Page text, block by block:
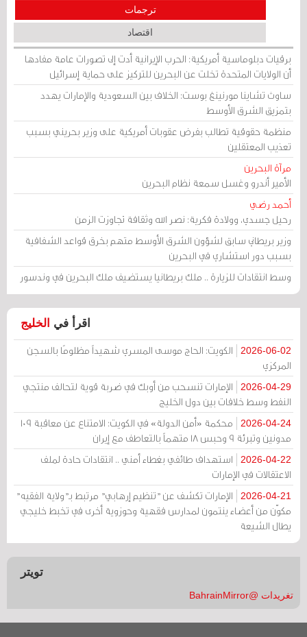
ترجمات
اقتصاد
برقيات دبلوماسية أمريكية: الحرب الإيرانية أدت إلى تصورات عامة مفادها
أن الولايات المتحدة تخلت عن البحرين للتركيز على حماية إسرائيل
ساوث تشاينا مورنينغ بوست: الخلاف بين السعودية والإمارات يهدد
بتمزيق الشرق الأوسط
منظمة حقوقية تطالب بفرض عقوبات أمريكية على وزير بحريني بسبب
تعذيب المعتقلين
مرآة البحرين
الأمير أندرو وغسل سمعة نظام البحرين
أحمد رضي
رحيل جسدي، وولادة فكرية: نصر الله وثقافة تجاوزت الزمن
وزير بريطاني سابق لشؤون الشرق الأوسط متهم بخرق قواعد الشفافية
بسبب دور استشاري في البحرين
وسط انتقادات للزيارة .. ملك بريطانيا يستضيف ملك البحرين في وندسور
اقرأ في الخليج
2026-06-02
الكويت: الحاج موسى المسري شهيداً مظلومًا بالسجن
المركزي
2026-04-29
الإمارات تنسحب من أوبك في ضربة قوية لتحالف منتجي
النفط وسط خلافات بين دول الخليج
2026-04-24
محكمة «أمن الدولة» في الكويت: الامتناع عن معاقبة 109
مدونين وتبرئة 9 وحبس 18 متهماً بالتعاطف مع إيران
2026-04-22
استهداف طائفي بغطاء أمني .. انتقادات حادة لملف
الاعتقالات في الإمارات
2026-04-21
الإمارات تكشف عن "تنظيم إرهابي" مرتبط بـ"ولاية الفقيه"
مكوّن من أعضاء ينتمون لمدارس فقهية وحوزوية أخرى في تخبط خليجي
يطال الشيعة
تويتر
تغريدات @BahrainMirror